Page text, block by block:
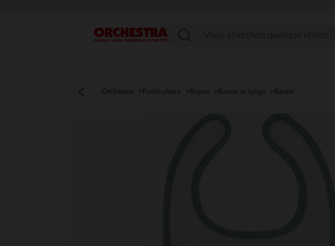
Menu
Orchestra Puériculture Repas Bavoir et lange Bavoir